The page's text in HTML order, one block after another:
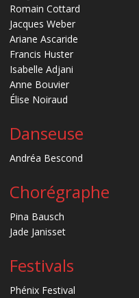
Romain Cottard
Jacques Weber
Ariane Ascaride
Francis Huster
Isabelle Adjani
Anne Bouvier
Élise Noiraud
Danseuse
Andréa Bescond
Chorégraphe
Pina Bausch
Jade Janisset
Festivals
Phénix Festival